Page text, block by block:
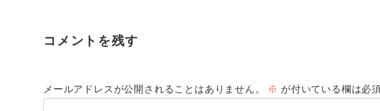
コメントを残す
メールアドレスが公開されることはありません。 ※ が付いている欄は必